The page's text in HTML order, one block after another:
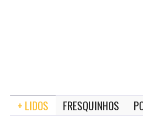
+ LIDOS FRESQUINHOS